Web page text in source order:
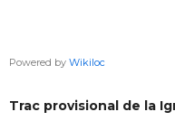
Powered by Wikiloc
Trac provisional de la